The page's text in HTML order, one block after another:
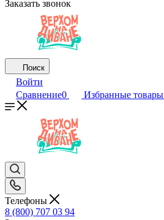
Заказать звонок
Поиск
Войти
Сравнение0 Избранные товары
Телефоны
8 (800) 707 03 94